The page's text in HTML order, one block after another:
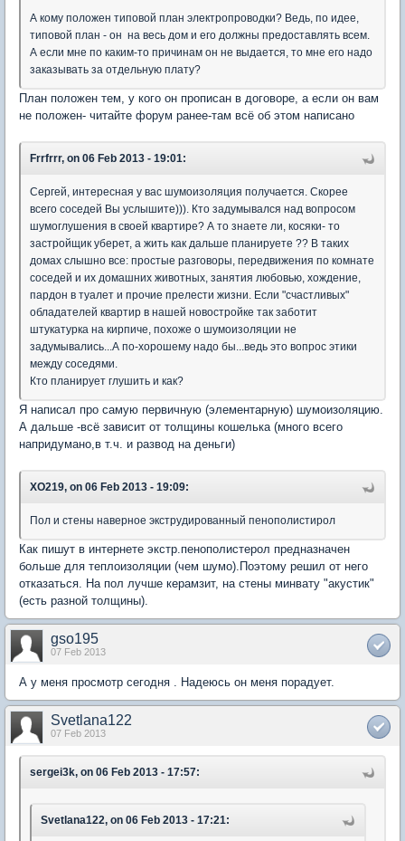
А кому положен типовой план электропроводки? Ведь, по идее,
типовой план - он на весь дом и его должны предоставлять всем.
А если мне по каким-то причинам он не выдается, то мне его надо
заказывать за отдельную плату?
План положен тем, у кого он прописан в договоре, а если он вам
не положен- читайте форум ранее-там всё об этом написано
Frrfrrr, on 06 Feb 2013 - 19:01:
Сергей, интересная у вас шумоизоляция получается. Скорее
всего соседей Вы услышите))). Кто задумывался над вопросом
шумоглушения в своей квартире? А то знаете ли, косяки- то
застройщик уберет, а жить как дальше планируете ?? В таких
домах слышно все: простые разговоры, передвижения по комнате
соседей и их домашних животных, занятия любовью, хождение,
пардон в туалет и прочие прелести жизни. Если "счастливых"
обладателей квартир в нашей новостройке так заботит
штукатурка на кирпиче, похоже о шумоизоляции не
задумывались...А по-хорошему надо бы...ведь это вопрос этики
между соседями.
Кто планирует глушить и как?
Я написал про самую первичную (элементарную) шумоизоляцию.
А дальше -всё зависит от толщины кошелька (много всего
напридумано,в т.ч. и развод на деньги)
XO219, on 06 Feb 2013 - 19:09:
Пол и стены наверное экструдированный пенополистирол
Как пишут в интернете экстр.пенополистерол предназначен
больше для теплоизоляции (чем шумо).Поэтому решил от него
отказаться. На пол лучше керамзит, на стены минвату "акустик"
(есть разной толщины).
gso195
07 Feb 2013
А у меня просмотр сегодня . Надеюсь он меня порадует.
Svetlana122
07 Feb 2013
sergei3k, on 06 Feb 2013 - 17:57:
Svetlana122, on 06 Feb 2013 - 17:21: